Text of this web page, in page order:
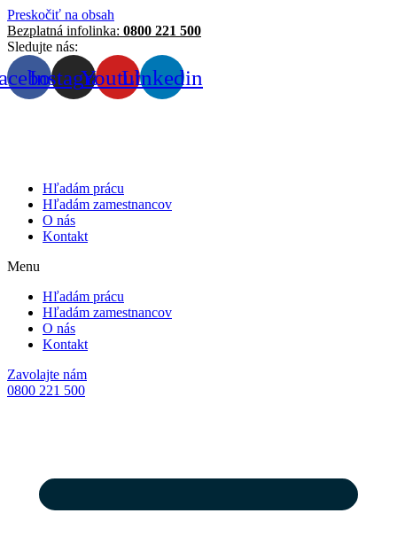
Preskočiť na obsah
Bezplatná infolinka: 0800 221 500
Sledujte nás:
InstagramYoutubeLinkedin
Hľadám prácu
Hľadám zamestnancov
O nás
Kontakt
Menu
Hľadám prácu
Hľadám zamestnancov
O nás
Kontakt
Zavolajte nám
0800 221 500